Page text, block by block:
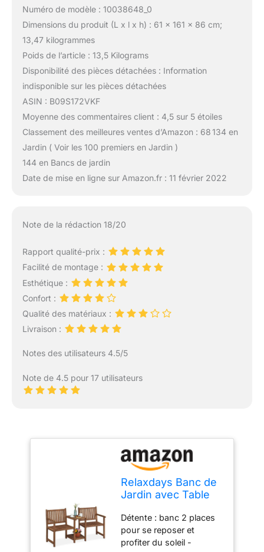
Numéro de modèle : 10038648_0
Dimensions du produit (L x l x h) : 61 x 161 x 86 cm;
13,47 kilogrammes
Poids de l’article : 13,5 Kilograms
Disponibilité des pièces détachées : Information
indisponible sur les pièces détachées
ASIN : B09S172VKF
Moyenne des commentaires client : 4,5 sur 5 étoiles
Classement des meilleures ventes d’Amazon : 68 134 en
Jardin ( Voir les 100 premiers en Jardin )
144 en Bancs de jardin
Date de mise en ligne sur Amazon.fr : 11 février 2022
Note de la rédaction 18/20
Rapport qualité-prix :
Facilité de montage :
Esthétique :
Confort :
Qualité des matériaux :
Livraison :
Notes des utilisateurs 4.5/5
Note de 4.5 pour 17 utilisateurs
Relaxdays Banc de
Jardin avec Table
Banquette,
Robuste, en Bois,
Balcon, HLP :
Détente : banc 2 places
pour se reposer et
profiter du soleil -